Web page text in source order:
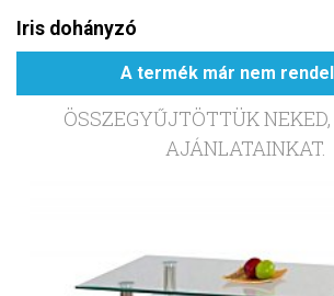
Iris dohányzó
A termék már nem
ÖSSZEGYŰJTÖTTÜK
AJÁNLATAINKAT.